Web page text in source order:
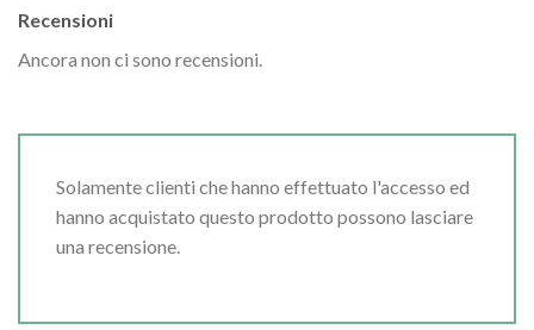
Recensioni
Ancora non ci sono recensioni.
Solamente clienti che hanno effettuato l'accesso ed
hanno acquistato questo prodotto possono lasciare
una recensione.